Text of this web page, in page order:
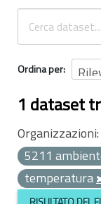
INFORMAZIONI
Ordina per
1 dataset
Organizzazioni:
5211
temperatura